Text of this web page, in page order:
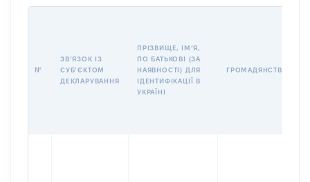
№
ЗВʼЯЗОК ІЗ
СУБʼЄКТОМ
ДЕКЛАРУВАННЯ
ПРІЗВИЩЕ, ІМʼЯ,
ПО БАТЬКОВІ (ЗА
НАЯВНОСТІ) ДЛЯ
ІДЕНТИФІКАЦІЇ В
УКРАЇНІ
ГРОМАДЯНСТВО